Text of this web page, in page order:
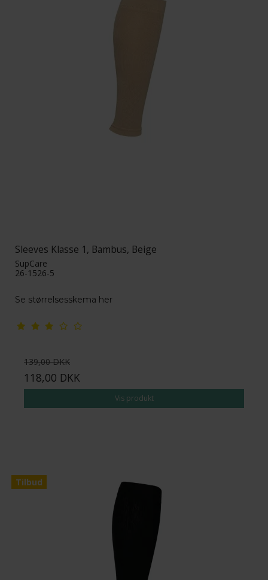
Sleeves Klasse 1, Bambus, Beige
SupCare
26-1526-5
Se størrelsesskema her
139,00 DKK
118,00 DKK
Vis produkt
Tilbud